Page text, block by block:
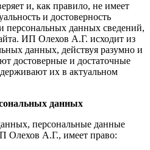
и, как правило, не имеет
и достоверность
персональных данных сведений,
ИП Олехов А.Г. исходит из
данных, действуя разумно и
достоверные и достаточные
их в актуальном
данных
персональные данные
Олехов А.Г., имеет право: